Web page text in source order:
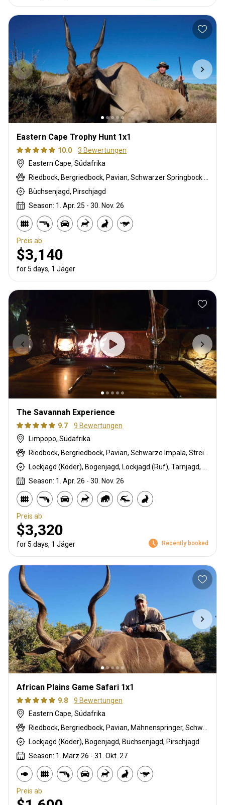
Eastern Cape Trophy Hunt 1x1
10.0
3 Bewertungen
Eastern Cape, Südafrika
Riedbock, Bergriedbock, Pavian, Schwarzer Springbock , Weißschwanzgnu, Schwarzrücken-Schakal, Blauducker, Streifengnu, Burchell Zebra, Buschschwein, Kap Schirrantilope, Kap Elenantilope, Cape mountain zebra, Kap Springbock, Karakal, Blessbock, Kronenducker, Copper Springbock , Damhirsch, Spießbock, Rehantilope, Greisbock, Kuhantilope, Impala, Klippspringer, Kudu, Nyala Antilope, Bleichböckchen, Red lechwe, Zobel, Steinböckchen, Warzenschwein, Wasserbock, Weißer Blessbock, Weißer Springbock
Büchsenjagd, Pirschjagd
Season: 1. Apr. 25 - 30. Nov. 26
Preis ab
$3,140
for 5 days, 1 Jäger
The Savannah Experience
9.7
9 Bewertungen
Limpopo, Südafrika
Season: 1. Apr. 26 - 30. Nov. 26
Preis ab
$3,320
for 5 days, 1 Jäger Recently booked
African Plains Game Safari 1x1
9.8
9 Bewertungen
Eastern Cape, Südafrika
Lockjagd (Köder), Bogenjagd, Büchsenjagd, Pirschjagd
Season: 1. März 26 - 31. Okt. 27
Preis ab